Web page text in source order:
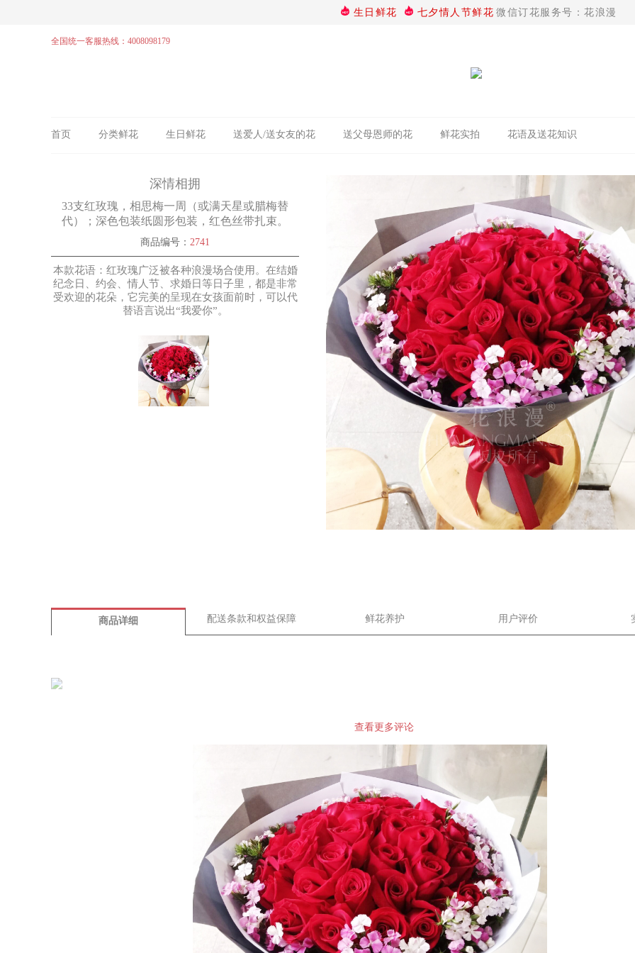
生日鲜花 七夕情人节鲜花 微信订花服务号：花浪漫
全国统一客服热线：4008098179
首页 分类鲜花 生日鲜花 送爱人/送女友的花 送父母恩师的花 鲜花实拍 花语及送花知识
深情相拥
33支红玫瑰，相思梅一周（或满天星或腊梅替
代）；深色包装纸圆形包装，红色丝带扎束。
商品编号： 2741
本款花语：红玫瑰广泛被各种浪漫场合使用。在结婚
纪念日、约会、情人节、求婚日等日子里，都是非常
受欢迎的花朵，它完美的呈现在女孩面前时，可以代
替语言说出“我爱你”。
商品详细 配送条款和权益保障 鲜花养护 用户评价
查看更多评论